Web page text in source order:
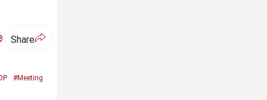
Share
#Meeting